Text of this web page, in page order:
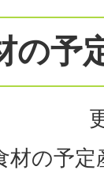
の予
材の予